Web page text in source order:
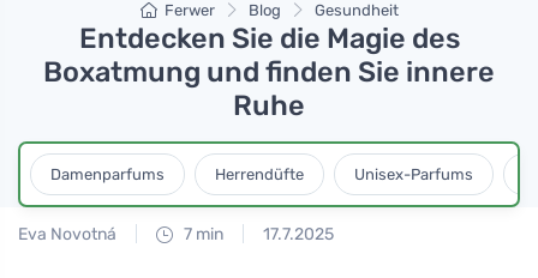
Ferwer Blog Gesundheit
Entdecken Sie die Magie des
Boxatmung und finden Sie innere
Ruhe
Damenparfums Herrendüfte Unisex-Parfums
Eva Novotná 7 min 17.7.2025